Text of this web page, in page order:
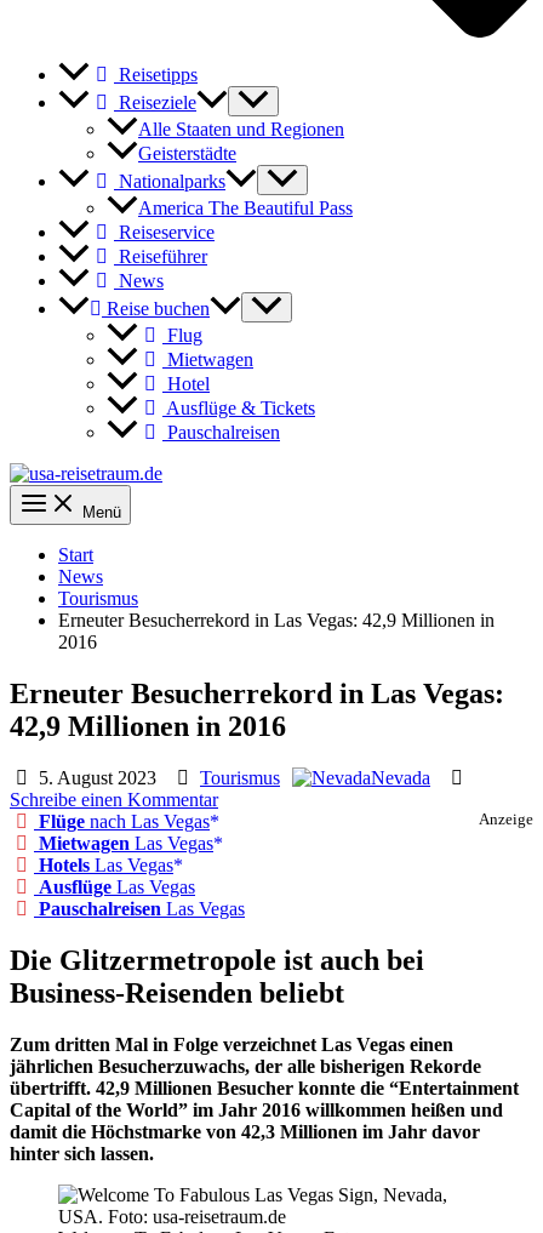
Reisetipps
Reiseziele
Alle Staaten und Regionen
Geisterstädte
Nationalparks
America The Beautiful Pass
Reiseservice
Reiseführer
News
Reise buchen
Flug
Mietwagen
Hotel
Ausflüge & Tickets
Pauschalreisen
Menü
Start
News
Tourismus
Erneuter Besucherrekord in Las Vegas: 42,9 Millionen in
2016
Erneuter Besucherrekord in Las Vegas:
42,9 Millionen in 2016
5. August 2023 Tourismus
Nevada
Schreibe einen Kommentar
Anzeige
Flüge nach Las Vegas
Mietwagen Las Vegas
Hotels Las Vegas
Ausflüge Las Vegas
Pauschalreisen Las Vegas
Die Glitzermetropole ist auch bei
Business-Reisenden beliebt
Zum dritten Mal in Folge verzeichnet Las Vegas einen
jährlichen Besucherzuwachs, der alle bisherigen Rekorde
übertrifft. 42,9 Millionen Besucher konnte die “Entertainment
Capital of the World” im Jahr 2016 willkommen heißen und
damit die Höchstmarke von 42,3 Millionen im Jahr davor
hinter sich lassen.